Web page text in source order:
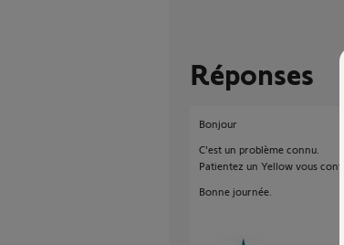
Réponses
Bonjour
C'est un problème connu.
Patientez un Yellow vous
Bonne journée.